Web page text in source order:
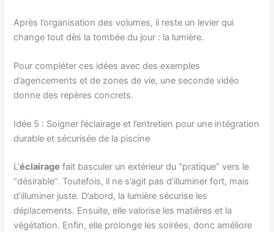
Après l’organisation des volumes, il reste un levier qui
change tout dès la tombée du jour : la lumière.
Pour compléter ces idées avec des exemples
d’agencements et de zones de vie, une seconde vidéo
donne des repères concrets.
Idée 5 : Soigner l’éclairage et l’entretien pour une intégration
durable et sécurisée de la piscine
L’éclairage fait basculer un extérieur du “pratique” vers le
“désirable”. Toutefois, il ne s’agit pas d’illuminer fort, mais
d’illuminer juste. D’abord, la lumière sécurise les
déplacements. Ensuite, elle valorise les matières et la
végétation. Enfin, elle prolonge les soirées, donc améliore